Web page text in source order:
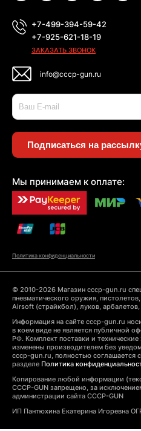
+7-499-394-59-42
+7-925-621-18-19
ЗАКАЗАТЬ ЗВОНОК
info@cccp-gun.ru
Подписаться на
Мы принимаем к оплате:
Политика конфиденциальности
© 2010-2026 Магазин cccp-gun.ru
пневматического оружия,
Airsoft (страйкбол), луков,
Информация на сайте cccp-gun.ru
в коем виде не является публичной
РФ. Комплект поставки и
изменены производителем без
cccp-gun.ru, полностью соглашается
разделе Политика
Копирование любой информации
CCCP-GUN запрещено, за
администрации сайта CCCP-GUN
ИП Пантюхина Екатерина Игоревна